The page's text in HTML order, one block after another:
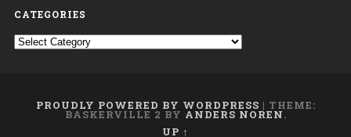
CATEGORIES
Categories
PROUDLY POWERED BY WORDPRESS | THEME:
BASKERVILLE 2 BY ANDERS NOREN.
UP ↑